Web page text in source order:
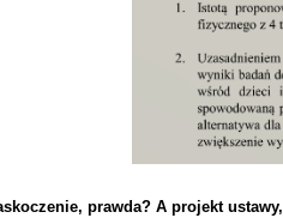
prawda? A projekt